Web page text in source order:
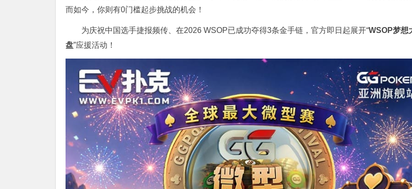
而如今，你则有0门槛起步挑战的机会！
为庆祝中国选手捷报频传、在2026 WSOP已成功夺得3条金手链，官方即日起展开“WSOP梦想
盘”应援活动！